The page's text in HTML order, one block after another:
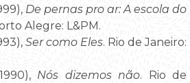
De pernas pro ar: A escola do
Alegre: L&PM.
Ser como Eles. Rio de Janeiro:
Nós dizemos não. Rio de